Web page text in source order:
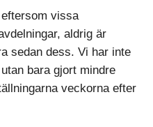
vissa
aldrig är
sedan dess. Vi har inte
bara gjort mindre
veckorna efter